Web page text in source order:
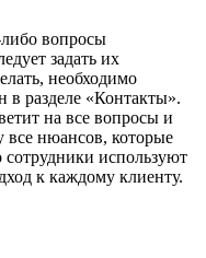
вопросы
задать их
необходимо
в разделе «Контакты».
на все вопросы и
все нюансов, которые
сотрудники используют
к каждому клиенту.